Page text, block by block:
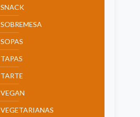
SNACK
SOBREMESA
SOPAS
TAPAS
TARTE
VEGAN
VEGETARIANAS